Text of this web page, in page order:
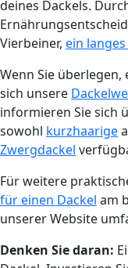
deines Dackels.
Vierbeiner, ein
Wenn Sie überlegen,
sich unsere
informieren Sie sich
sowohl kurzhaarige
Zwergdackel
Für weitere
für einen Dackel am
unserer Website
Denken Sie daran: